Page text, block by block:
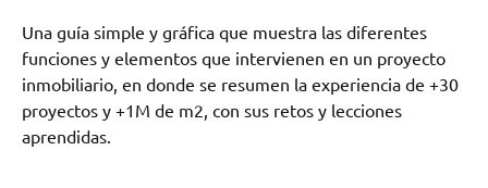
Una guía simple y gráfica que muestra las diferentes
funciones y elementos que intervienen en un proyecto
inmobiliario, en donde se resumen la experiencia de +30
proyectos y +1M de m2, con sus retos y lecciones
aprendidas.